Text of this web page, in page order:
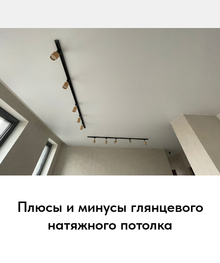
Плюсы и минусы глянцевого
натяжного потолка